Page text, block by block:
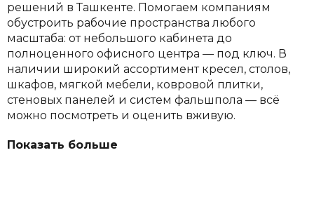
решений в Ташкенте. Помогаем компаниям
обустроить рабочие пространства любого
масштаба: от небольшого кабинета до
полноценного офисного центра — под ключ. В
наличии широкий ассортимент кресел, столов,
шкафов, мягкой мебели, ковровой плитки,
стеновых панелей и систем фальшпола — всё
можно посмотреть и оценить вживую.
Показать больше